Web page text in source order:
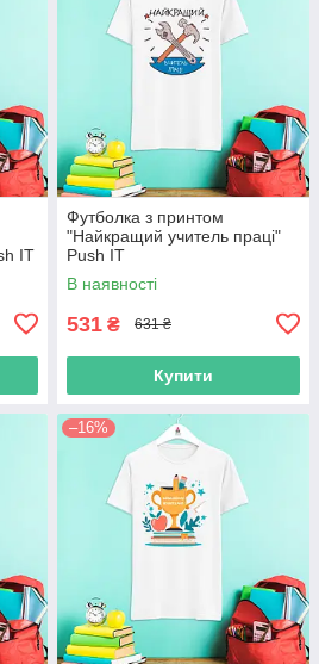
IT
Футболка з принтом
"Найкращий учитель праці"
Push IT
В наявності
531 ₴ 631 ₴
Купити
–16%